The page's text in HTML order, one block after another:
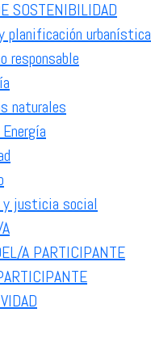
SOSTENIBILIDAD
planificación urbanística
responsable
naturales
y justicia social
A PARTICIPANTE